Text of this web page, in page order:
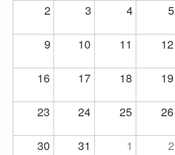
2 3 4 5
9
10 11 12
16
17 18 19
23
24 25 26
30
31 1 2